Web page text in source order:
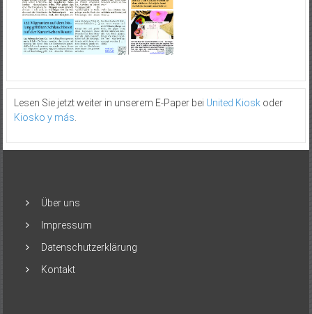
Lesen Sie jetzt weiter in unserem E-Paper bei United Kioskoder
Kiosko y más
Über uns
Impressum
Datenschutzerklärung
Kontakt